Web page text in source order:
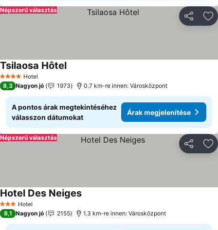
Népszerű választás
4 KategóriaHotel
Tsilaosa HôtelÁrak megjelenítése
8,3 Nagyon jó 1973 0.7 km-re innen: Városközpont
A pontos árak megtekintéséhez
válasszon dátumokat
Árak megjelenítése
Népszerű választás
3 Kategória
Hotel
Hotel Des NeigesÁrak megjelenítése
8,1 Nagyon jó 2155 1.3 km-re innen: Városközpont